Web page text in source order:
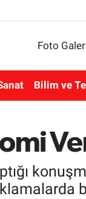
Foto
Bilim ve